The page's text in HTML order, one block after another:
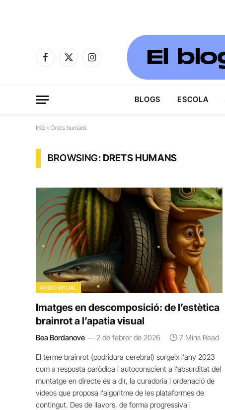
Facebook
X
Instagram
BLOGS ESCOLA
Inici » Drets humans
BROWSING:DRETS HUMANS
AUDIOVISUAL
Imatges en descomposició: de l’estètica
brainrot a l’apatia visual
Bea Bordanove 2 de febrer de 2026 7 Mins Read
El terme brainrot (podridura cerebral) sorgeix l’any 2023
com a resposta paròdica i autoconscient a l’absurditat del
muntatge en directe és a dir, la curadoria i ordenació de
vídeos que proposa l’algoritme de les plataformes de
contingut. Des de llavors, de forma progressiva i